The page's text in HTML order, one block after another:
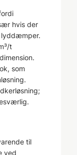
hvis der
lyddæmper.
t
som
til
ved